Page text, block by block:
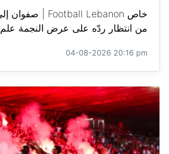
من انتظار ردّه على عرض النجمة علم Footba...
04-08-2026 20:16 pm